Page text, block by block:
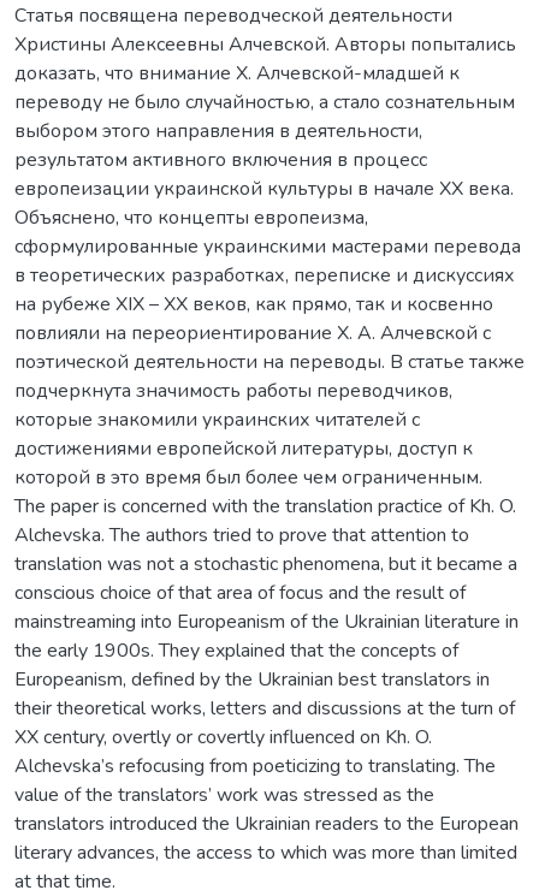
Статья посвящена переводческой деятельности
Христины Алексеевны Алчевской. Авторы попытались
доказать, что внимание Х. Алчевской-младшей к
переводу не было случайностью, а стало сознательным
выбором этого направления в деятельности,
результатом активного включения в процесс
европеизации украинской культуры в начале ХХ века.
Объяснено, что концепты европеизма,
сформулированные украинскими мастерами перевода
в теоретических разработках, переписке и дискуссиях
на рубеже ХІХ – ХХ веков, как прямо, так и косвенно
повлияли на переориентирование Х. А. Алчевской с
поэтической деятельности на переводы. В статье также
подчеркнута значимость работы переводчиков,
которые знакомили украинских читателей с
достижениями европейской литературы, доступ к
которой в это время был более чем ограниченным.
The paper is concerned with the translation practice of Kh. O.
Alchevska. The authors tried to prove that attention to
translation was not a stochastic phenomena, but it became a
conscious choice of that area of focus and the result of
mainstreaming into Europeanism of the Ukrainian literature in
the early 1900s. They explained that the concepts of
Europeanism, defined by the Ukrainian best translators in
their theoretical works, letters and discussions at the turn of
ХХ century, overtly or covertly influenced on Kh. O.
Alchevska’s refocusing from poeticizing to translating. The
value of the translators’ work was stressed as the
translators introduced the Ukrainian readers to the European
literary advances, the access to which was more than limited
at that time.